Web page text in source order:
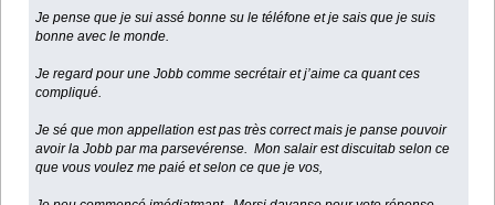
Je pense que je sui assé bonne su le téléfone et je sais que je suis
bonne avec le monde.
Je regard pour une Jobb comme secrétair et j’aime ca quant ces
compliqué.
Je sé que mon appellation est pas très correct mais je panse pouvoir
avoir la Jobb par ma parsevérense. Mon salair est discuitab selon ce
que vous voulez me paié et selon ce que je vos,